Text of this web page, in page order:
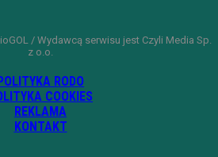
/ Wydawcą serwisu jest Czyli Media Sp.
z o.o.
RODO
COOKIES
REKLAMA
KONTAKT